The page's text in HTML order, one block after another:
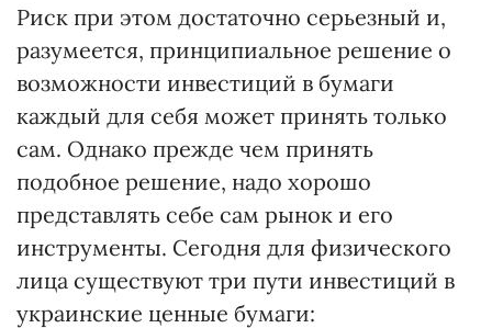
Риск при этом достаточно серьезный и,
разумеется, принципиальное решение о
возможности инвестиций в бумаги
каждый для себя может принять только
сам. Однако прежде чем принять
подобное решение, надо хорошо
представлять себе сам рынок и его
инструменты. Сегодня для физического
лица существуют три пути инвестиций в
украинские ценные бумаги: